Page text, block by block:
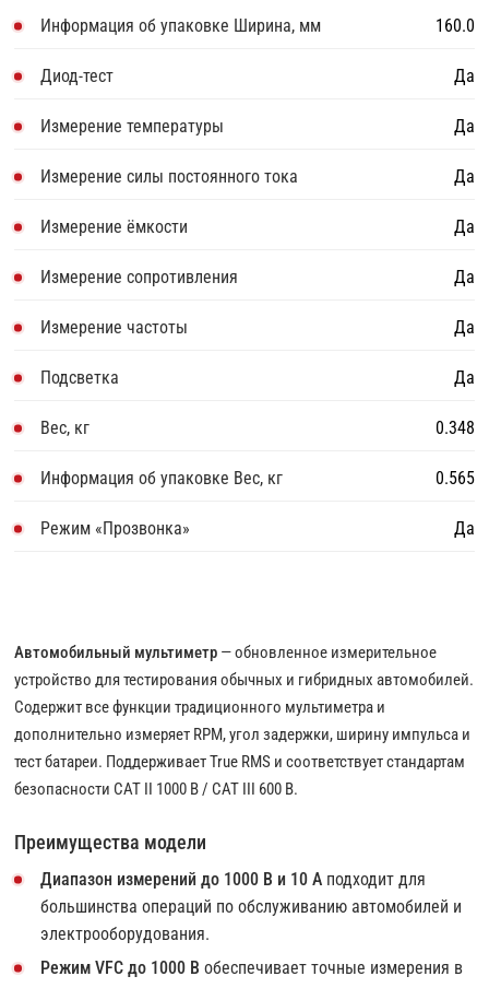
Автомобильный мультиметр — обновленное измерительное
устройство для тестирования обычных и гибридных автомобилей.
Содержит все функции традиционного мультиметра и
дополнительно измеряет RPM, угол задержки, ширину импульса и
тест батареи. Поддерживает True RMS и соответствует стандартам
безопасности CAT II 1000 В / CAT III 600 В.
Преимущества модели
Диапазон измерений до 1000 В и 10 А подходит для
большинства операций по обслуживанию автомобилей и
электрооборудования.
Режим VFC до 1000 В обеспечивает точные измерения в
Информация об упаковке Ширина, мм 160.0
Диод-тест Да
Измерение температуры Да
Измерение силы постоянного тока Да
Измерение ёмкости Да
Измерение сопротивления Да
Измерение частоты Да
Подсветка Да
Вес, кг 0.348
Информация об упаковке Вес, кг 0.565
Режим «Прозвонка» Да